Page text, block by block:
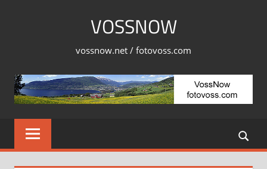
VOSSNOW
vossnow.net / fotovoss.com